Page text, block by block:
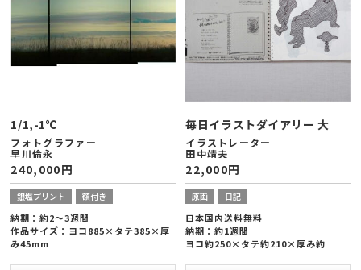
1/1,-1℃
フォトグラファー
早川倫永
240,000円
銀塩プリント 額付き
納期：約2～3週間
作品サイズ：ヨコ885×タテ385×厚
み45mm
毎日イラストダイアリー 大
イラストレーター
田中靖夫
22,000円
原画 日記
日本国内送料無料
納期：約1週間
ヨコ約250×タテ約210×厚み約